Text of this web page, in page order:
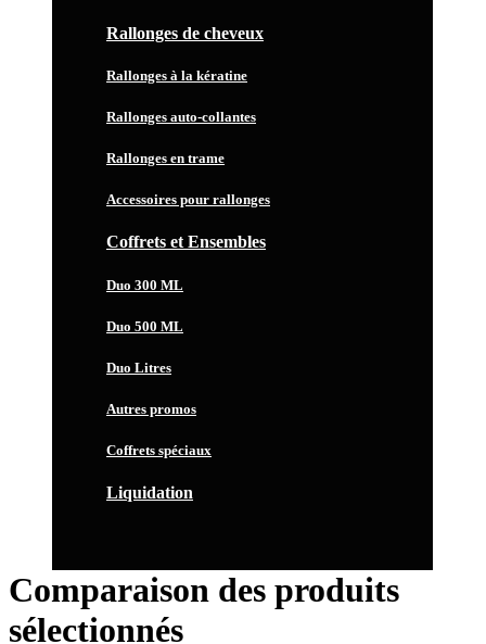
Rallonges de cheveux
Rallonges à la kératine
Rallonges auto-collantes
Rallonges en trame
Accessoires pour rallonges
Coffrets et Ensembles
Duo 300 ML
Duo 500 ML
Duo Litres
Autres promos
Coffrets spéciaux
Liquidation
Comparaison des produits
sélectionnés